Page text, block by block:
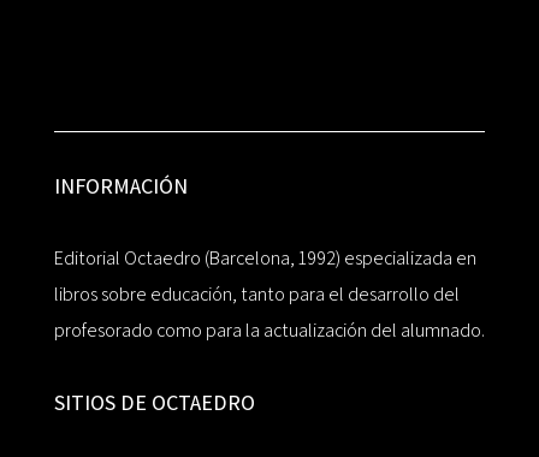
INFORMACIÓN
Editorial Octaedro (Barcelona, 1992) especializada en
libros sobre educación, tanto para el desarrollo del
profesorado como para la actualización del alumnado.
SITIOS DE OCTAEDRO